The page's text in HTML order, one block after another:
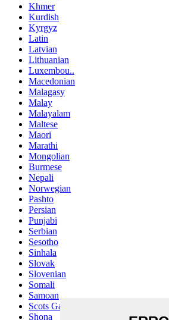
Khmer
Kurdish
Kyrgyz
Latin
Latvian
Lithuanian
Luxembou..
Macedonian
Malagasy
Malay
Malayalam
Maltese
Maori
Marathi
Mongolian
Burmese
Nepali
Norwegian
Pashto
Persian
Punjabi
Serbian
Sesotho
Sinhala
Slovak
Slovenian
Somali
Samoan
Scots Gaelic
Shona